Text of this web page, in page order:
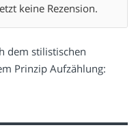
keine Rezension.
dem stilistischen
Prinzip Aufzählung: